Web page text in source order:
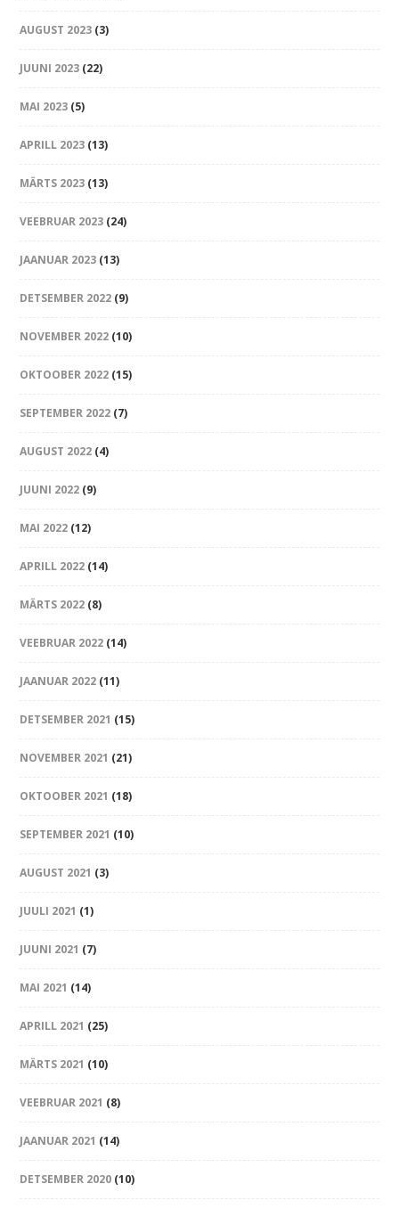
AUGUST 2023 (3)
JUUNI 2023 (22)
MAI 2023 (5)
APRILL 2023 (13)
MÄRTS 2023 (13)
VEEBRUAR 2023 (24)
JAANUAR 2023 (13)
DETSEMBER 2022 (9)
NOVEMBER 2022 (10)
OKTOOBER 2022 (15)
SEPTEMBER 2022 (7)
AUGUST 2022 (4)
JUUNI 2022 (9)
MAI 2022 (12)
APRILL 2022 (14)
MÄRTS 2022 (8)
VEEBRUAR 2022 (14)
JAANUAR 2022 (11)
DETSEMBER 2021 (15)
NOVEMBER 2021 (21)
OKTOOBER 2021 (18)
SEPTEMBER 2021 (10)
AUGUST 2021 (3)
JUULI 2021 (1)
JUUNI 2021 (7)
MAI 2021 (14)
APRILL 2021 (25)
MÄRTS 2021 (10)
VEEBRUAR 2021 (8)
JAANUAR 2021 (14)
DETSEMBER 2020 (10)